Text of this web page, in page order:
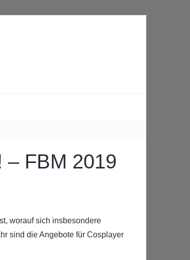
– FBM 2019
worauf sich insbesondere
sind die Angebote für Cosplayer